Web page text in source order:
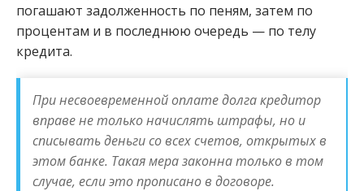
погашают задолженность по пеням, затем по
процентам и в последнюю очередь — по телу
кредита.
При несвоевременной оплате долга кредитор
вправе не только начислять штрафы, но и
списывать деньги со всех счетов, открытых в
этом банке. Такая мера законна только в том
случае, если это прописано в договоре.